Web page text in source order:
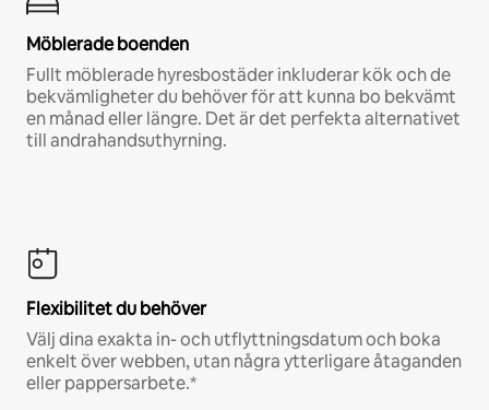
Möblerade boenden
Fullt möblerade hyresbostäder inkluderar kök och de
bekvämligheter du behöver för att kunna bo bekvämt
en månad eller längre. Det är det perfekta alternativet
till andrahandsuthyrning.
Flexibilitet du behöver
Välj dina exakta in- och utflyttningsdatum och boka
enkelt över webben, utan några ytterligare åtaganden
eller pappersarbete.*